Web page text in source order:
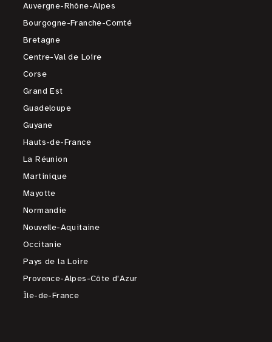
Auvergne-Rhône-Alpes
Bourgogne-Franche-Comté
Bretagne
Centre-Val de Loire
Corse
Grand Est
Guadeloupe
Guyane
Hauts-de-France
La Réunion
Martinique
Mayotte
Normandie
Nouvelle-Aquitaine
Occitanie
Pays de la Loire
Provence-Alpes-Côte d'Azur
Île-de-France